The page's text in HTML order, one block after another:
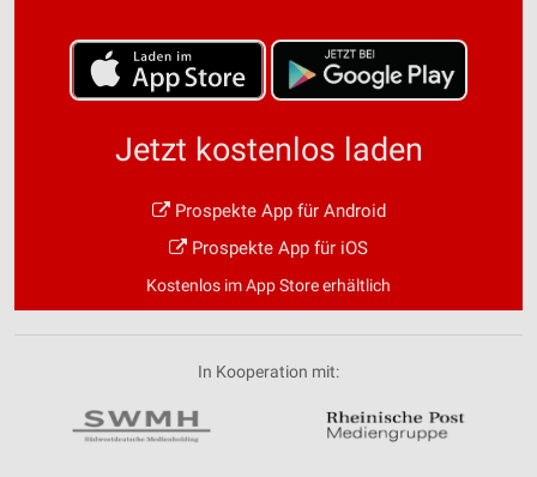
Jetzt kostenlos laden
Prospekte App für Android
Prospekte App für iOS
Kostenlos im App Store erhältlich
In Kooperation mit: